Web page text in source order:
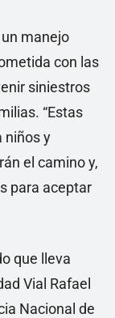
manejo
con las
siniestros
“Estas
niños y
el camino y,
para aceptar
que lleva
Vial Rafael
Nacional de